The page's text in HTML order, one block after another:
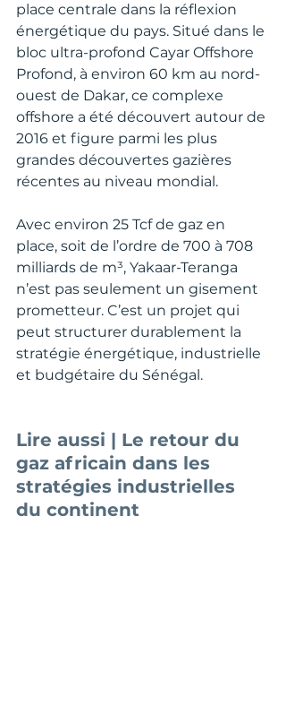
place centrale dans la réflexion
énergétique du pays. Situé dans le
bloc ultra-profond Cayar Offshore
Profond, à environ 60 km au nord-
ouest de Dakar, ce complexe
offshore a été découvert autour de
2016 et figure parmi les plus
grandes découvertes gazières
récentes au niveau mondial.
Avec environ 25 Tcf de gaz en
place, soit de l’ordre de 700 à 708
milliards de m³, Yakaar-Teranga
n’est pas seulement un gisement
prometteur. C’est un projet qui
peut structurer durablement la
stratégie énergétique, industrielle
et budgétaire du Sénégal.
Lire aussi | Le retour du
gaz africain dans les
stratégies industrielles
du continent